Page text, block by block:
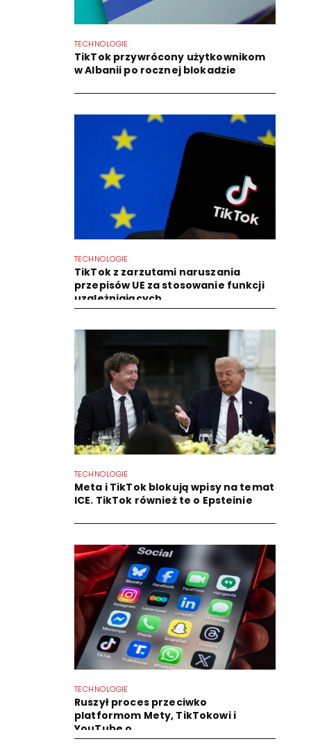
TECHNOLOGIE
TikTok przywrócony użytkownikom
w Albanii po rocznej blokadzie
TECHNOLOGIE
TikTok z zarzutami naruszania
przepisów UE za stosowanie funkcji
uzależniających
TECHNOLOGIE
Meta i TikTok blokują wpisy na temat
ICE. TikTok również te o Epsteinie
TECHNOLOGIE
Ruszył proces przeciwko
platformom Mety, TikTokowi i
YouTube o...